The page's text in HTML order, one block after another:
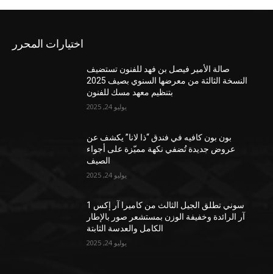
اختيارات المحرر
صالة الأمير فيصل بن فهد للفنون تستضيف
النسخة الثالثة من معرضها السنوي بصيف 2025
بتنظيم معهد مسك للفنون
يوليو 24, 2025
بون بون كافيه في فندق “ذا لانا” يكشف عن
عروض جديدة تُضفي نكهة مميّزة على أجواء
الصيف
يوليو 24, 2025
سوني تطلق الجيل الثالث من كاميرا آر إكس 1
آر الرائدة وخفيفة الوزن بمستشعر صور بالإطار
الكامل والعدسة الثابتة
يوليو 24, 2025